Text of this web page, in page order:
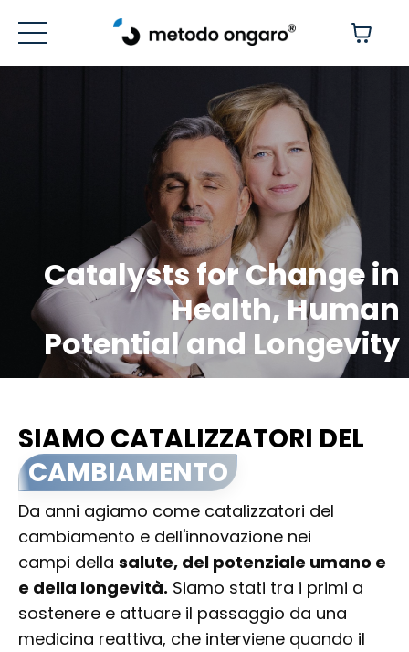
Catalysts for Change in
Health, Human
Potential and Longevity
SIAMO CATALIZZATORI DEL
CAMBIAMENTO
Da anni agiamo come catalizzatori del
cambiamento e dell'innovazione nei
campi della salute, del potenziale umano e
e della longevità. Siamo stati tra i primi a
sostenere e attuare il passaggio da una
medicina reattiva, che interviene quando il